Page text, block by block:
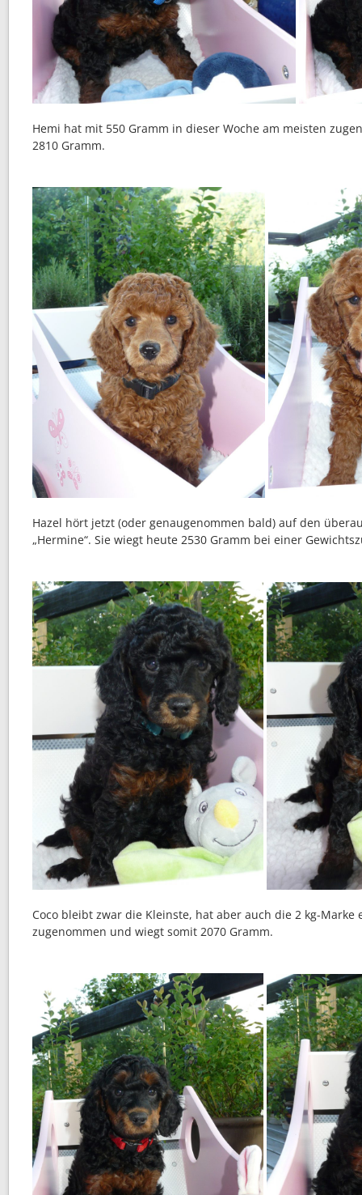
Hemi hat mit 550 Gramm in dieser Woche am meisten
2810 Gramm.
Hazel hört jetzt (oder genaugenommen bald) auf den
„Hermine“. Sie wiegt heute 2530 Gramm bei einer
Coco bleibt zwar die Kleinste, hat aber auch die 2 kg-Marke
zugenommen und wiegt somit 2070 Gramm.